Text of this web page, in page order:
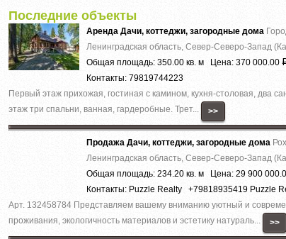
Последние объекты
Аренда Дачи, коттеджи, загородные дома
Ленинградская область, Север-Северо-Запад
Общая площадь: 350.00 кв. м Цена: 370 000.00
Контакты: 79819744223
Первый этаж прихожая, гостиная с камином, кухня-столовая, два
этаж три спальни, ванная, гардеробные. Трет...
>>
Продажа Дачи, коттеджи, загородные дома
Ленинградская область, Север-Северо-Запад
Общая площадь: 234.20 кв. м Цена: 29 900
Контакты: Puzzle Realty +79818935419 Puzzle
Арт. 132458784 Представляем вашему вниманию уютный и
проживания, экологичность материалов и эстетику натураль...
>>